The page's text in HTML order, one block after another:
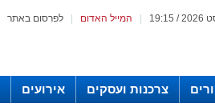
לפרסום באתר המייל האדום
צרכנות ועסקים אירועים